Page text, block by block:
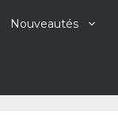
Nouveautés